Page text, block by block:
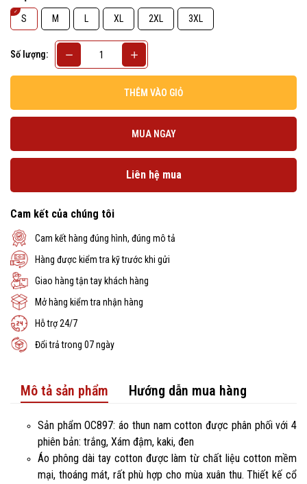
S M L XL 2XL 3XL
Số lượng:
THÊM VÀO GIỎ
MUA NGAY
Liên hệ mua
Cam kết của chúng tôi
Cam kết hàng đúng hình, đúng mô tả
Hàng được kiểm tra kỹ trước khi gửi
Giao hàng tận tay khách hàng
Mở hàng kiểm tra nhận hàng
Hỗ trợ 24/7
Đổi trả trong 07 ngày
Mô tả sản phẩm Hướng dẫn mua hàng
Sản phẩm OC897: áo thun nam cotton được phân phối với 4
phiên bản: trắng, Xám đậm, kaki, đen
Áo phông dài tay cotton được làm từ chất liệu cotton mềm
mại, thoáng mát, rất phù hợp cho mùa xuân thu. Thiết kế cổ